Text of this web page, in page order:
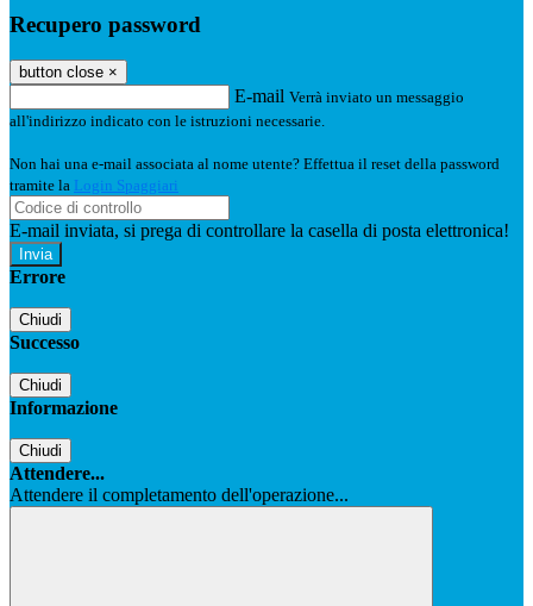
Recupero password
button close ×
E-mail Verrà inviato un messaggio
all'indirizzo indicato con le istruzioni necessarie.
Non hai una e-mail associata al nome utente? Effettua il reset della password
tramite la Login Spaggiari
E-mail inviata, si prega di controllare la casella di posta elettronica!
Errore
Chiudi
Successo
Chiudi
Informazione
Chiudi
Attendere...
Attendere il completamento dell'operazione...